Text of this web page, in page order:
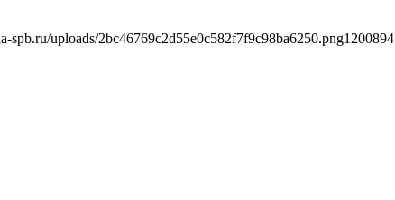
spb.ru/uploads/2bc46769c2d55e0c582f7f9c98ba6250.png1200894